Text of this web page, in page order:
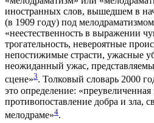
иностранных слов, вышедшем в
(в 1909 году) под
«неестественность в выражении
трогательность, невероятные
непостижимые страсти, ужасные
неожиданный ужас,
сцене»3. Толковый словарь 2000
это определение:
противопоставление добра и зла,
мелодраме»4.